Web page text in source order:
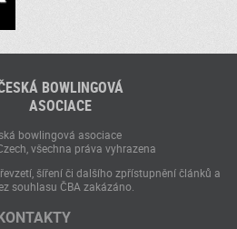
BOWLINGOVÁ
ASOCIACE
bowlingová asociace
všechna práva vyhrazena
šíření či dalšího zpřístupnění článků a
souhlasu ČBA zakázáno.